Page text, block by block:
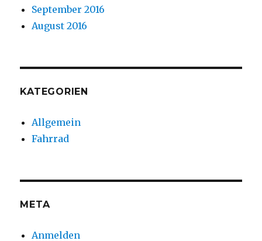
September 2016
August 2016
KATEGORIEN
Allgemein
Fahrrad
META
Anmelden